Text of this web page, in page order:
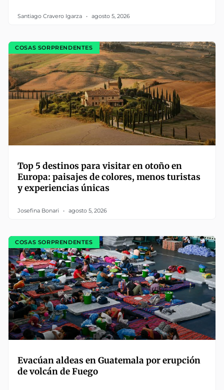
Santiago Cravero Igarza agosto 5, 2026
COSAS SORPRENDENTES
Top 5 destinos para visitar en otoño en
Europa: paisajes de colores, menos turistas
y experiencias únicas
Josefina Bonari agosto 5, 2026
COSAS SORPRENDENTES
Evacúan aldeas en Guatemala por erupción
de volcán de Fuego